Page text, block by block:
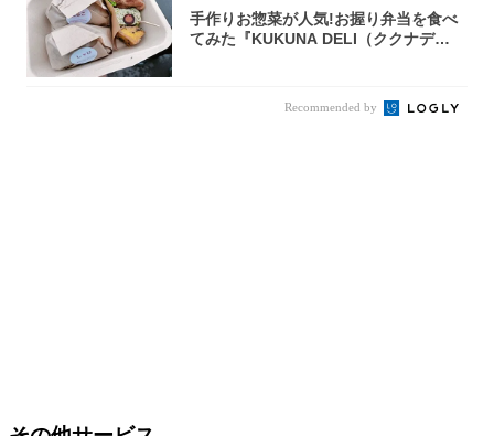
手作りお惣菜が人気!お握り弁当を食べ
てみた『KUKUNA DELI（ククナデ
Recommended by